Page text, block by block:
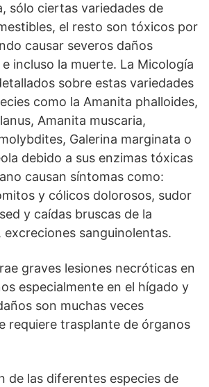
sólo ciertas variedades de
el resto son tóxicos por
causar severos daños
incluso la muerte. La Micología
sobre estas variedades
como la Amanita phalloides,
Amanita muscaria,
Galerina marginata o
debido a sus enzimas tóxicas
causan síntomas como:
y cólicos dolorosos, sudor
y caídas bruscas de la
sanguinolentas.
graves lesiones necróticas en
especialmente en el hígado y
son muchas veces
requiere trasplante de órganos
de las diferentes especies de